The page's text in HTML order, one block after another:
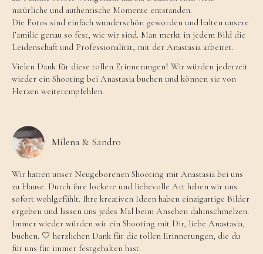
natürliche und authentische Momente entstanden.
Die Fotos sind einfach wunderschön geworden und halten unsere
Familie genau so fest, wie wir sind. Man merkt in jedem Bild die
Leidenschaft und Professionalität, mit der Anastasia arbeitet.
Vielen Dank für diese tollen Erinnerungen! Wir würden jederzeit
wieder ein Shooting bei Anastasia buchen und können sie von
Herzen weiterempfehlen.
Milena & Sandro
Wir hatten unser Neugeborenen Shooting mit Anastasia bei uns
zu Hause. Durch ihre lockere und liebevolle Art haben wir uns
sofort wohlgefühlt. Ihre kreativen Ideen haben einzigartige Bilder
ergeben und lassen uns jedes Mal beim Ansehen dahinschmelzen.
Immer wieder würden wir ein Shooting mit Dir, liebe Anastasia,
buchen. 🤍 herzlichen Dank für die tollen Erinnerungen, die du
für uns für immer festgehalten hast.